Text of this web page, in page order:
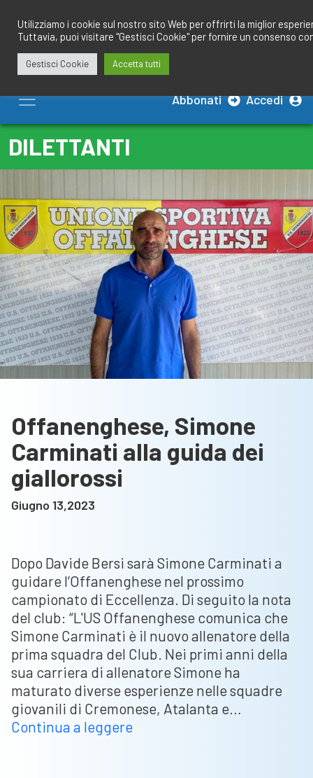
contenuto
Abbonati Accedi
DILETTANTI
Offanenghese, Simone
Carminati alla guida dei
giallorossi
Giugno 13,2023
Dopo Davide Bersi sarà Simone Carminati a
guidare l’Offanenghese nel prossimo
campionato di Eccellenza. Di seguito la nota
del club: “L'US Offanenghese comunica che
Simone Carminati è il nuovo allenatore della
prima squadra del Club. Nei primi anni della
sua carriera di allenatore Simone ha
maturato diverse esperienze nelle squadre
giovanili di Cremonese, Atalanta e…
Continua a leggereOffanenghese,
Utilizziamo i cookie sul nostro sito Web per offrirti la miglior
Tuttavia, puoi visitare "Gestisci Cookie" per fornire un consenso
Gestisci Cookie Accetta tutti